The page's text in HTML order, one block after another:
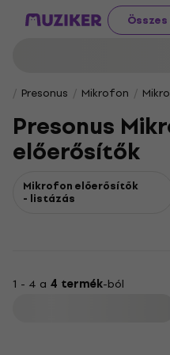
Presonus Mikrofon
Presonus
előerősítők
Mikrofon előerősítők
- listázás
1 - 4 a 4 termék-ból